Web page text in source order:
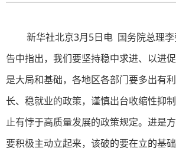
新华社北京3月5日电 国务院总理
告中指出，我们要坚持稳中求进、以进
是大局和基础，各地区各部门要多出有
长、稳就业的政策，谨慎出台收缩性抑
止有悖于高质量发展的政策规定。进是
要积极主动立起来，该破的要在立的基